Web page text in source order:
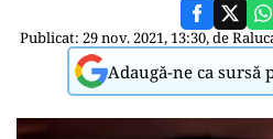
Publicat: 29 nov. 2021, 13:30, de
Adaugă-ne ca sursă